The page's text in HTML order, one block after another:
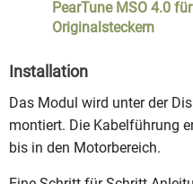
PearTune MSO 4.0
Originalsteckern
Installation
Das Modul wird unter der
montiert. Die Kabelführung
bis in den Motorbereich.